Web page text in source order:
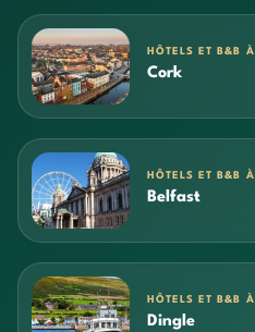
HÔTELS ET B&B À
Cork
HÔTELS ET B&B À
Belfast
HÔTELS ET B&B À
Dingle